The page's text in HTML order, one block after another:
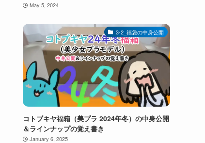
May 5, 2024
3-2_福袋の中身公開
コトブキヤ福箱（美プラ 2024年冬）の中身公開
＆ラインナップの覚え書き
January 6, 2025